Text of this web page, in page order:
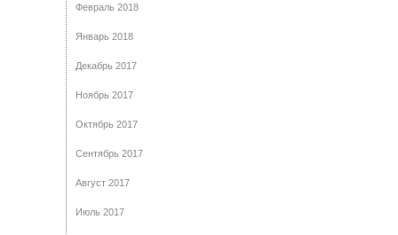
Февраль 2018
Январь 2018
Декабрь 2017
Ноябрь 2017
Октябрь 2017
Сентябрь 2017
Август 2017
Июль 2017